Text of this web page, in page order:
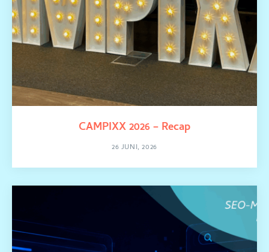
CAMPIXX 2026 – Recap
26 JUNI, 2026